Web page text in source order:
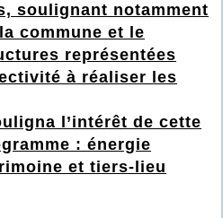
soulignant notamment
commune et le
représentées
à réaliser les
l’intérêt de cette
: énergie
et tiers-lieu